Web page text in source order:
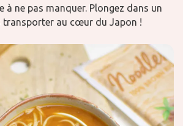
à ne pas manquer. Plongez dans un
transporter au cœur du Japon !